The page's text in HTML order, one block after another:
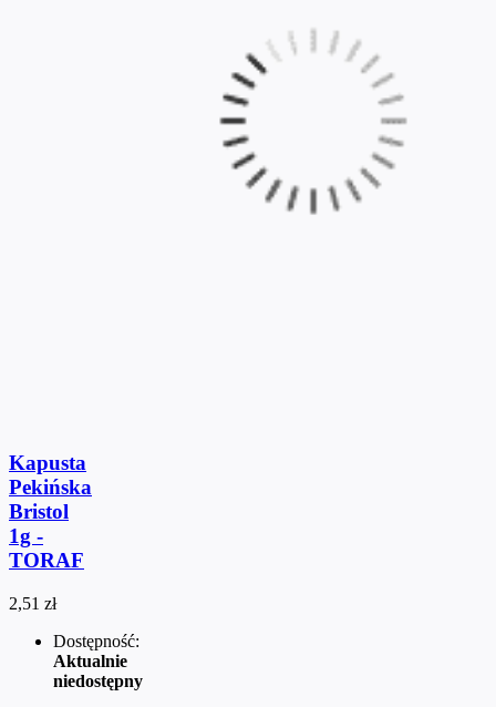
Kapusta
Pekińska
Bristol
1g -
TORAF
2,51 zł
Dostępność:
Aktualnie
niedostępny